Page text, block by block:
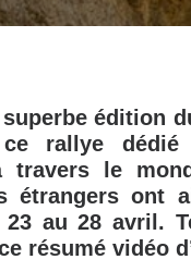
édition
rallye
travers le
étrangers
au 28 avril.
résumé vidéo